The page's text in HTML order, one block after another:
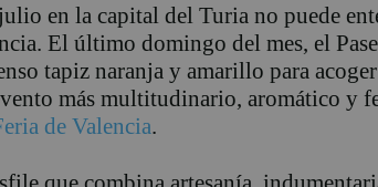
en la capital del Turia no puede
El último domingo del mes, el
tapiz naranja y amarillo para
más multitudinario, aromático y
de Valencia.